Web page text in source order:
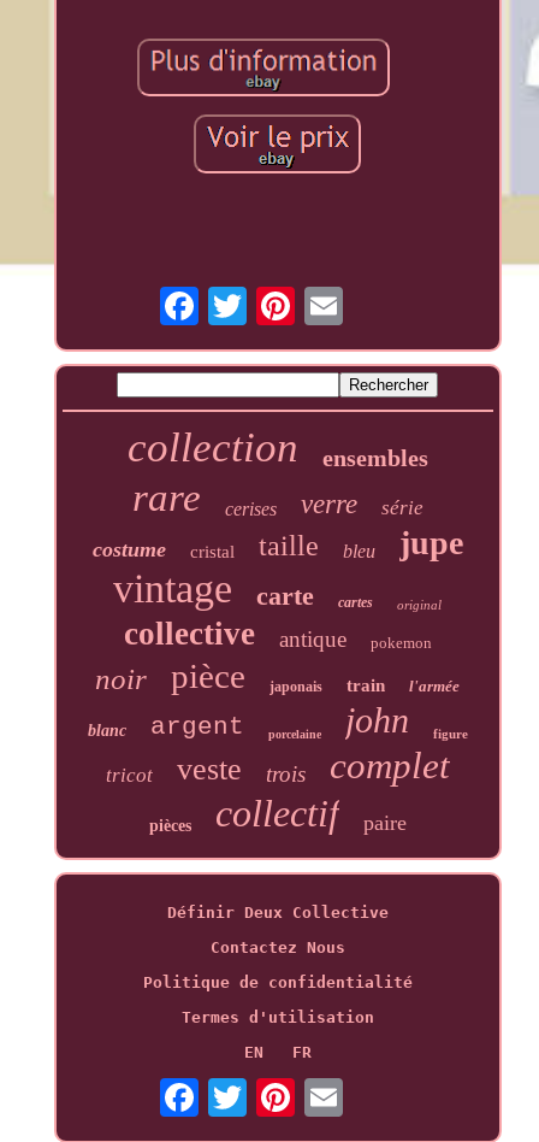
collection ensembles
rare cerises verre série
costume cristal taille bleu jupe
vintage carte cartes original
collective antique pokemon
noir pièce japonais train l'armée
blanc argent porcelaine john figure
tricot veste trois complet
pièces collectif paire
Définir Deux Collective
Contactez Nous
Politique de confidentialité
Termes d'utilisation
EN
FR